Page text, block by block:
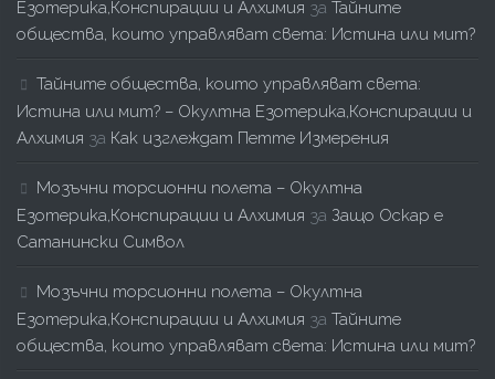
Езотерика,Конспирации и Алхимия за Тайните
общества, които управляват света: Истина или мит?
Тайните общества, които управляват света:
Истина или мит? – Окултна Езотерика,Конспирации и
Алхимия за Как изглеждат Петте Измерения
Мозъчни торсионни полета – Окултна
Езотерика,Конспирации и Алхимия за Защо Оскар е
Сатанински Символ
Мозъчни торсионни полета – Окултна
Езотерика,Конспирации и Алхимия за Тайните
общества, които управляват света: Истина или мит?